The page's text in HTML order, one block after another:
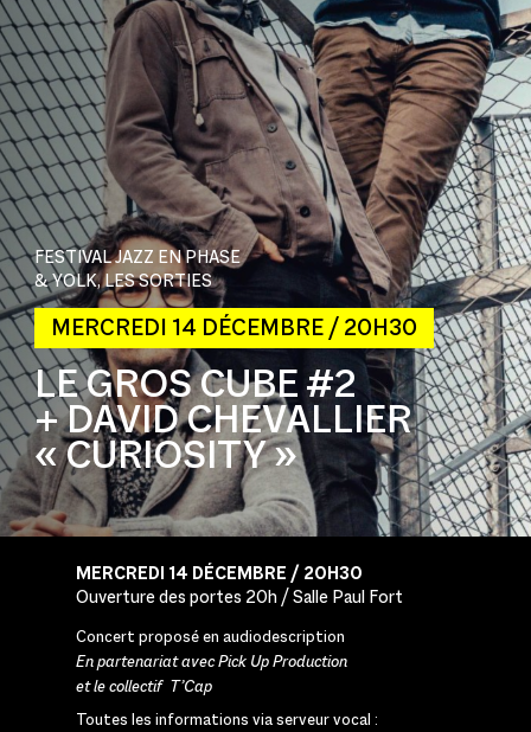
FESTIVAL JAZZ EN PHASE
& YOLK, LES SORTIES
MERCREDI 14 DÉCEMBRE / 20H30
LE GROS CUBE #2
+ DAVID CHEVALLIER
« CURIOSITY »
MERCREDI 14 DÉCEMBRE / 20H30
Ouverture des portes 20h / Salle Paul Fort
Concert proposé en audiodescription
En partenariat avec Pick Up Production
et le collectif T’Cap
Toutes les informations via serveur vocal :